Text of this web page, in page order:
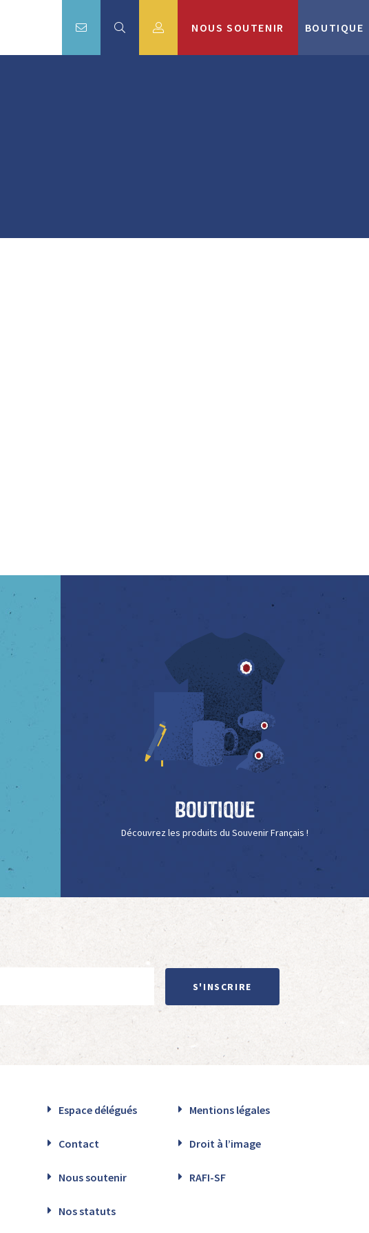
NOUS SOUTENIR BOUTIQUE
Boutique
Découvrez les produits du Souvenir Français !
S'INSCRIRE
Espace délégués Mentions légales
Contact Droit à l’image
Nous soutenir RAFI-SF
Nos statuts